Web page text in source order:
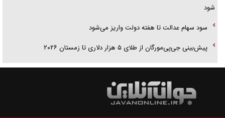
شود
سود سهام عدالت تا هفته دولت واریز می‌شود
پیش‌بینی جی‌پی‌مورگان از طلای ۵ هزار دلاری تا زمستان ۲۰۲۶